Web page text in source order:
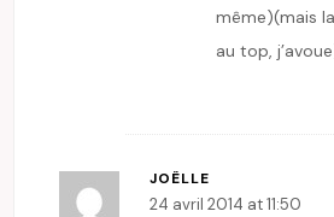
même)(mais
au top,
JOËLLE
24 avril 2014 at 11:50